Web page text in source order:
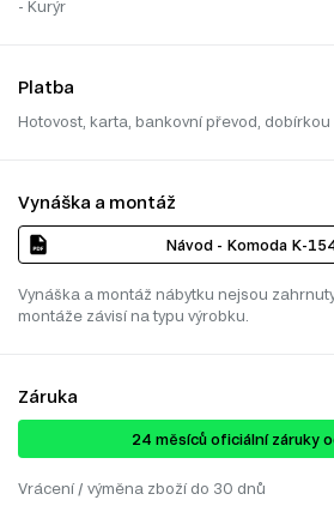
- Kurýr
Platba
Hotovost, karta, bankovní převod, dobírkou
Vynáška a montáž
Návod - Komoda K-
Vynáška a montáž nábytku nejsou
montáže závisí na typu výrobku.
Záruka
24 ​​​​měsíců oficiální záruky
Vrácení / výměna zboží do 30 dnů